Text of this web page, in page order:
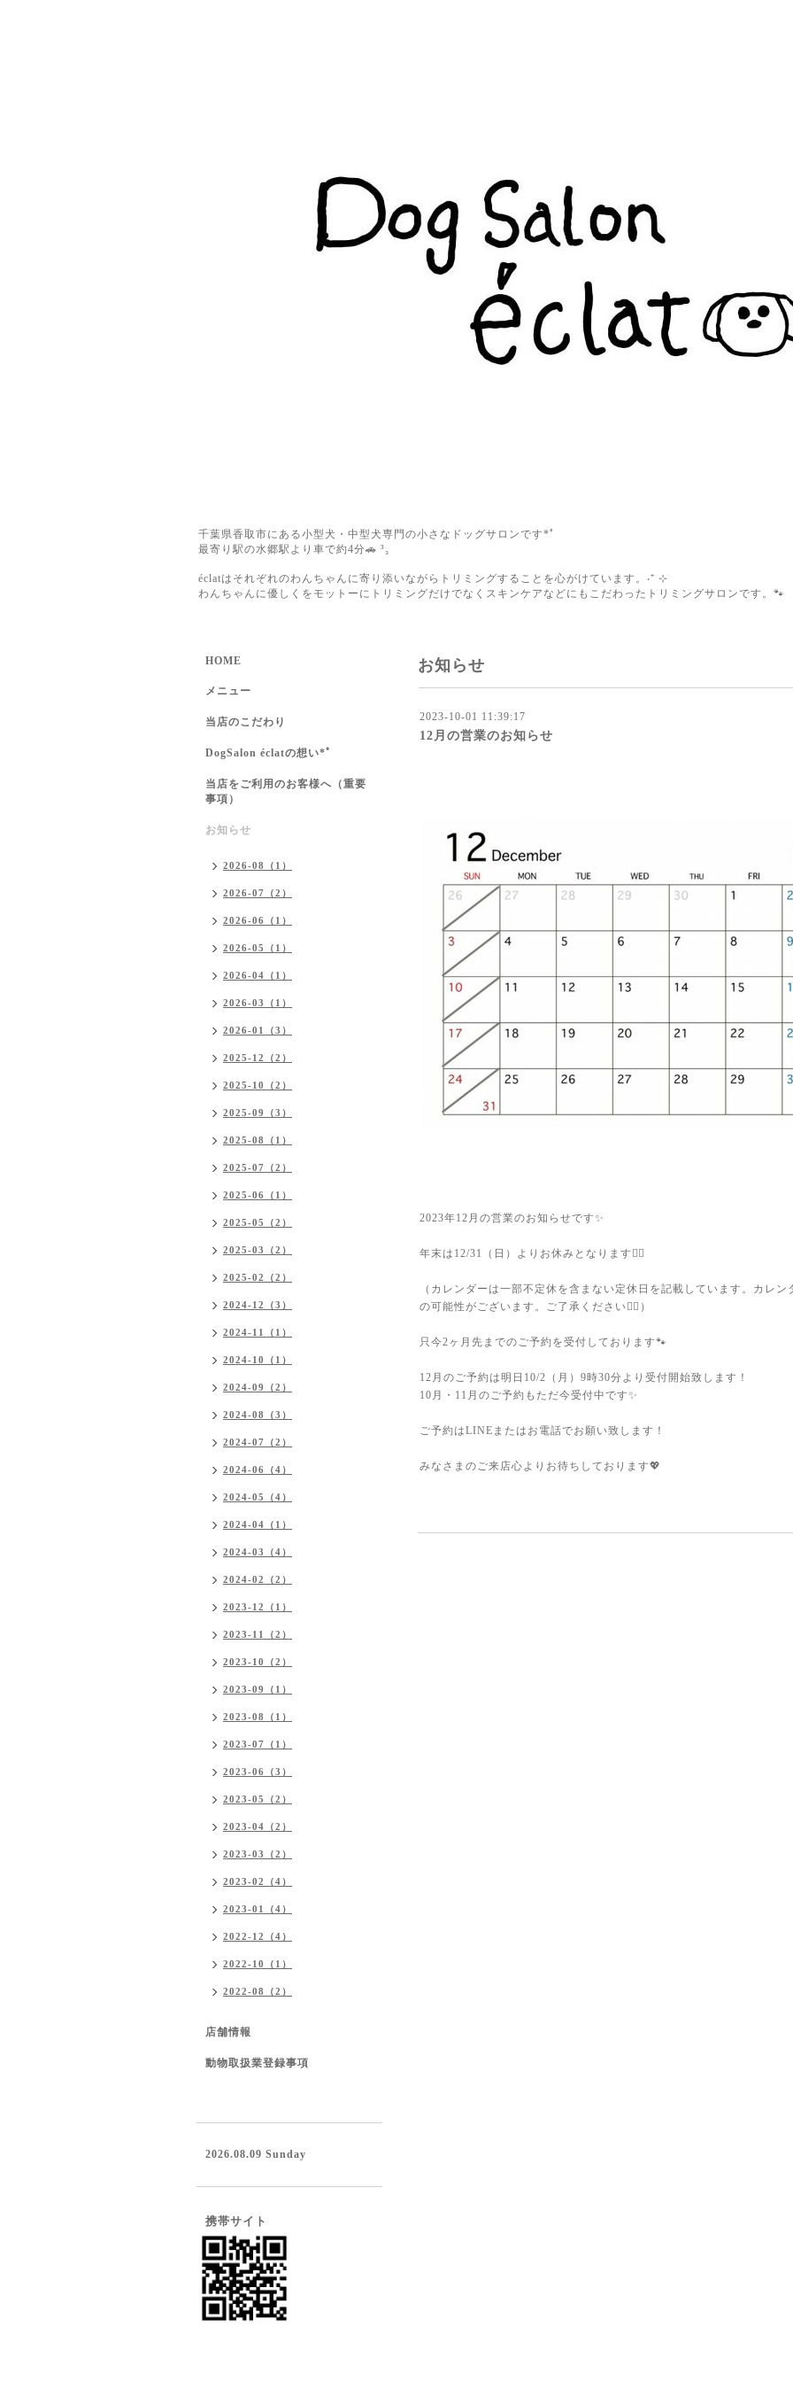
千葉県香取市にある小型犬・中型犬専門の小さなドッグサロンです*ﾟ
最寄り駅の水郷駅より車で約4分🚗 ³₃
éclatはそれぞれのわんちゃんに寄り添いながらトリミングすることを心がけています。‧⁺ ⊹
わんちゃんに優しくをモットーにトリミングだけでなくスキンケアなどにもこだわったトリミングサロンです。🐾
お知らせ
2023-10-01 11:39:17
12月の営業のお知らせ
2023年12月の営業のお知らせです✨
年末は12/31（日）よりお休みとなります🙇‍♀️
（カレンダーは一部不定休を含まない定休日を記載しています。カレ
の可能性がございます。ご了承ください🙇‍♀️）
只今2ヶ月先までのご予約を受付しております🐾
12月のご予約は明日10/2（月）9時30分より受付開始致します！
10月・11月のご予約もただ今受付中です✨
ご予約はLINEまたはお電話でお願い致します！
みなさまのご来店心よりお待ちしております💖
HOME
メニュー
当店のこだわり
DogSalon éclatの想い*ﾟ
当店をご利用のお客様へ（重要
事項）
お知らせ
2026-08（1）
2026-07（2）
2026-06（1）
2026-05（1）
2026-04（1）
2026-03（1）
2026-01（3）
2025-12（2）
2025-10（2）
2025-09（3）
2025-08（1）
2025-07（2）
2025-06（1）
2025-05（2）
2025-03（2）
2025-02（2）
2024-12（3）
2024-11（1）
2024-10（1）
2024-09（2）
2024-08（3）
2024-07（2）
2024-06（4）
2024-05（4）
2024-04（1）
2024-03（4）
2024-02（2）
2023-12（1）
2023-11（2）
2023-10（2）
2023-09（1）
2023-08（1）
2023-07（1）
2023-06（3）
2023-05（2）
2023-04（2）
2023-03（2）
2023-02（4）
2023-01（4）
2022-12（4）
2022-10（1）
2022-08（2）
店舗情報
動物取扱業登録事項
2026.08.09 Sunday
携帯サイト